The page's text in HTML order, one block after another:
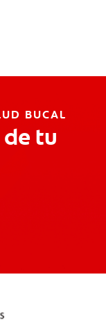
BUCAL
tu